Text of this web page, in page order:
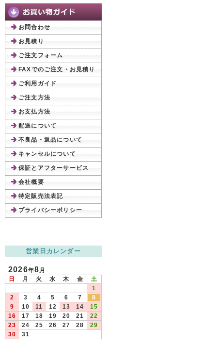
お問合わせ
お見積り
ご注文フォーム
FAXでのご注文・お見積り
ご利用ガイド
ご注文方法
お支払方法
配送について
不良品・返品について
キャンセルについて
保証とアフターサービス
会社概要
特定販売法表記
プライバシーポリシー
営業日カレンダー
2026年8月
日
月 火 水 木 金
土
1
2
3 4 5 6 7
8
9
10 11 12 13 14
15
16
17 18 19 20 21
22
23
24 25 26 27 28
29
30
31